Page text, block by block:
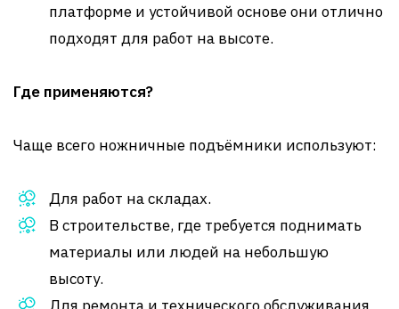
платформе и устойчивой основе они отлично
подходят для работ на высоте.
Где применяются?
Чаще всего ножничные подъёмники используют:
Для работ на складах.
В строительстве, где требуется поднимать
материалы или людей на небольшую
высоту.